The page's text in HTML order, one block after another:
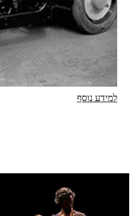
למידע נוסף